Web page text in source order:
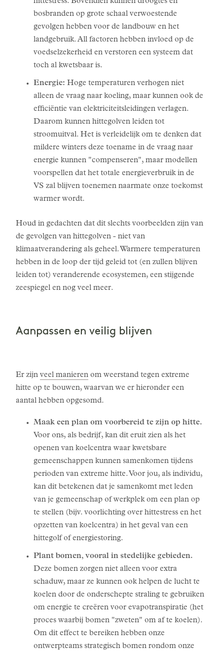
bosbranden op grote schaal verwoestende
gevolgen hebben voor de landbouw en het
landgebruik. All factoren hebben invloed op de
voedselzekerheid en verstoren een systeem dat
toch al kwetsbaar is.
Energie: Hoge temperaturen verhogen niet
alleen de vraag naar koeling, maar kunnen ook de
efficiëntie van elektriciteitsleidingen verlagen.
Daarom kunnen hittegolven leiden tot
stroomuitval. Het is verleidelijk om te denken dat
mildere winters deze toename in de vraag naar
energie kunnen "compenseren", maar modellen
voorspellen dat het totale energieverbruik in de
VS zal blijven toenemen naarmate onze toekomst
warmer wordt.
Houd in gedachten dat dit slechts voorbeelden zijn van
de gevolgen van hittegolven - niet van
klimaatverandering als geheel. Warmere temperaturen
hebben in de loop der tijd geleid tot (en zullen blijven
leiden tot) veranderende ecosystemen, een stijgende
zeespiegel en nog veel meer.
Aanpassen en veilig blijven
Er zijn veel manieren om weerstand tegen extreme
hitte op te bouwen, waarvan we er hieronder een
aantal hebben opgesomd.
Maak een plan om voorbereid te zijn op hitte.
Voor ons, als bedrijf, kan dit eruit zien als het
openen van koelcentra waar kwetsbare
gemeenschappen kunnen samenkomen tijdens
perioden van extreme hitte. Voor jou, als individu,
kan dit betekenen dat je samenkomt met leden
van je gemeenschap of werkplek om een plan op
te stellen (bijv. voorlichting over hittestress en het
opzetten van koelcentra) in het geval van een
hittegolf of energiestoring.
Plant bomen, vooral in stedelijke gebieden.
Deze bomen zorgen niet alleen voor extra
schaduw, maar ze kunnen ook helpen de lucht te
koelen door de onderschepte straling te gebruiken
om energie te creëren voor evapotranspiratie (het
proces waarbij bomen "zweten" om af te koelen).
Om dit effect te bereiken hebben onze
ontwerpteams strategisch bomen rondom onze